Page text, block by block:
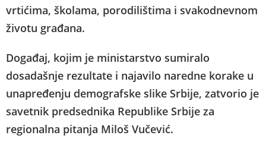
vrtićima, školama, porodilištima i svakodnevnom
životu građana.
Događaj, kojim je ministarstvo sumiralo
dosadašnje rezultate i najavilo naredne korake u
unapređenju demografske slike Srbije, zatvorio je
savetnik predsednika Republike Srbije za
regionalna pitanja Miloš Vučević.